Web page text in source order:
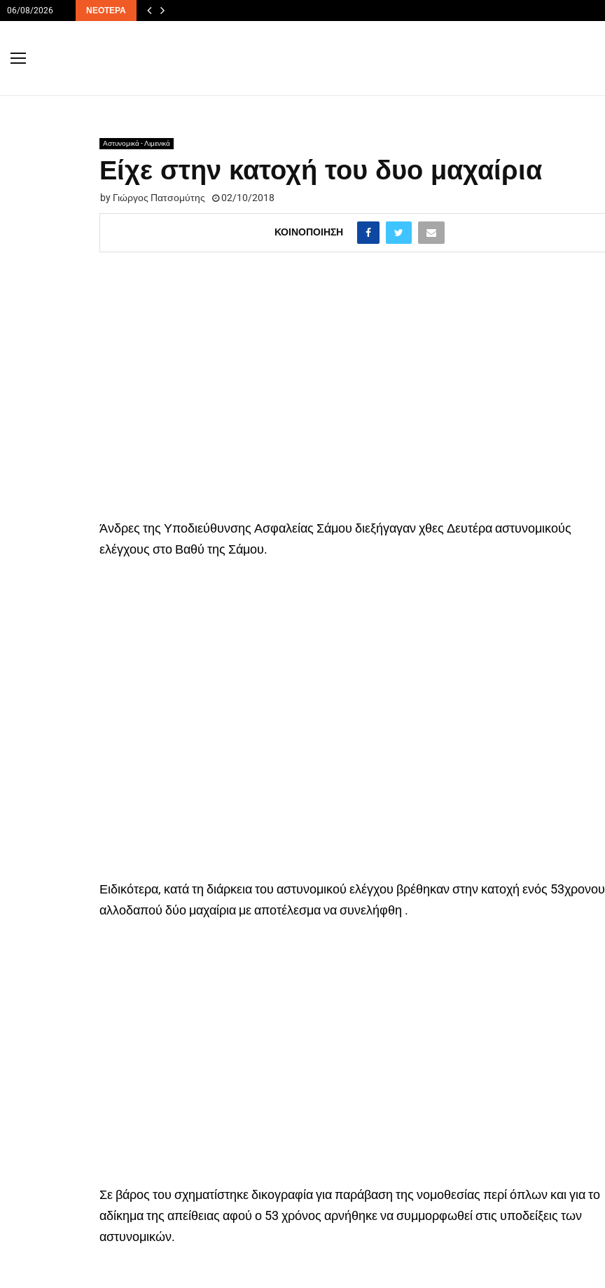
06/08/2026 ΝΕΌΤΕΡΑ
Αστυνομικά - Λιμενικά
Είχε στην κατοχή του δυο μαχαίρια
by Γιώργος Πατσομύτης 02/10/2018
ΚΟΙΝΟΠΟΊΗΣΗ
Άνδρες της Υποδιεύθυνσης Ασφαλείας Σάμου διεξήγαγαν χθες Δευτέρα αστυνομικούς
ελέγχους στο Βαθύ της Σάμου.
Ειδικότερα, κατά τη διάρκεια του αστυνομικού ελέγχου βρέθηκαν στην κατοχή ενός 53χρονου
αλλοδαπού δύο μαχαίρια με αποτέλεσμα να συνελήφθη .
Σε βάρος του σχηματίστηκε δικογραφία για παράβαση της νομοθεσίας περί όπλων και για το
αδίκημα της απείθειας αφού ο 53 χρόνος αρνήθηκε να συμμορφωθεί στις υποδείξεις των
αστυνομικών.